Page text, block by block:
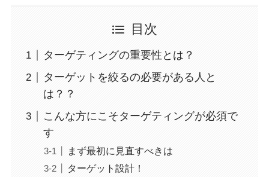
目次
ターゲティングの重要性とは？
ターゲットを絞るの必要がある人と
は？？
こんな方にこそターゲティングが必須で
す
まず最初に見直すべきは
ターゲット設計！